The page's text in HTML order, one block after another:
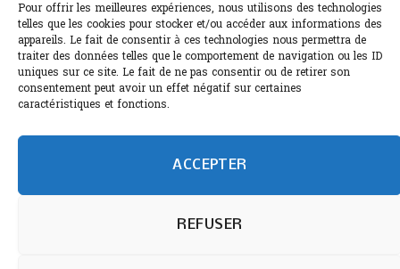
Pour offrir les meilleures expériences, nous utilisons des technologies
telles que les cookies pour stocker et/ou accéder aux informations des
appareils. Le fait de consentir à ces technologies nous permettra de
traiter des données telles que le comportement de navigation ou les ID
uniques sur ce site. Le fait de ne pas consentir ou de retirer son
consentement peut avoir un effet négatif sur certaines
caractéristiques et fonctions.
ACCEPTER
REFUSER
Sélection de rosés 2026
L'abus d'alcool est dangereux pour la santé.
humain et 0% IA de Paris Bistro Editions - SARL de Presse -
Informations légales etRGPD